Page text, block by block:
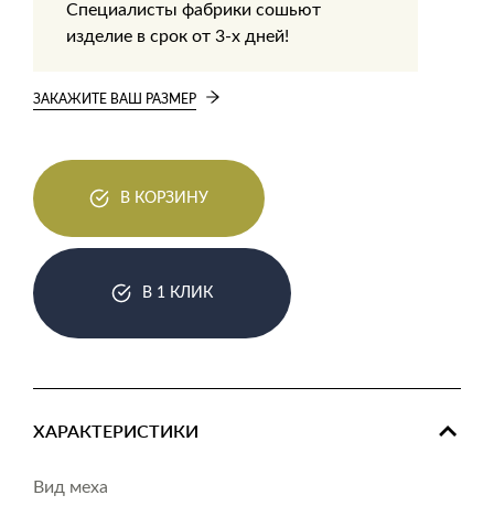
Специалисты фабрики сошьют
изделие в срок от 3-х дней!
ЗАКАЖИТЕ ВАШ РАЗМЕР
В КОРЗИНУ
В 1 КЛИК
ХАРАКТЕРИСТИКИ
Вид меха